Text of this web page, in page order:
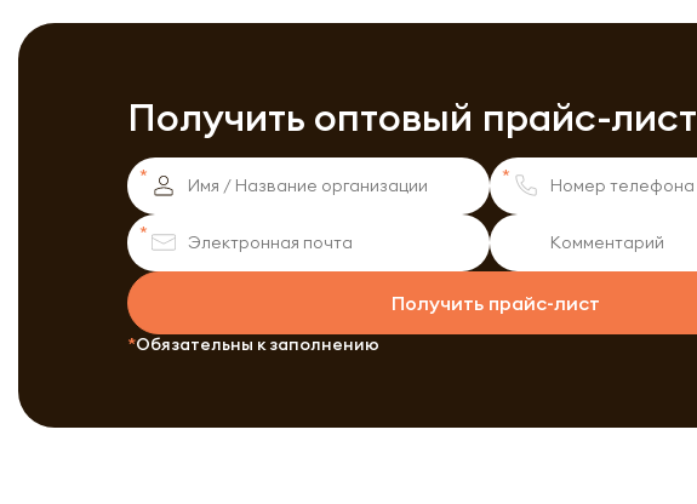
Получить оптовый прайс-лист
Получить прайс-лист
Обязательны к заполнению